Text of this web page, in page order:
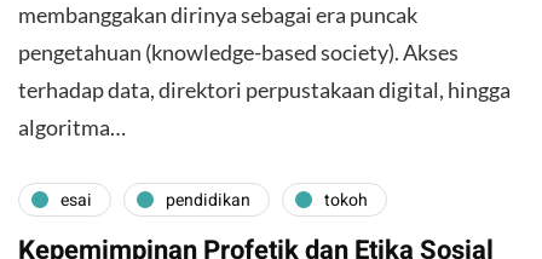
membanggakan dirinya sebagai era puncak
pengetahuan (knowledge-based society). Akses
terhadap data, direktori perpustakaan digital, hingga
algoritma…
esai pendidikan tokoh
Kepemimpinan Profetik dan Etika Sosial